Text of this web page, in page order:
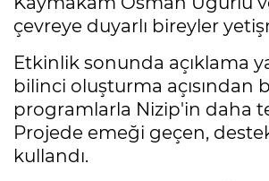
çevreye duyarlı bireyler
Etkinlik sonunda açıklama
bilinci oluşturma açısından
programlarla Nizip'in daha
Projede emeği geçen,
kullandı.